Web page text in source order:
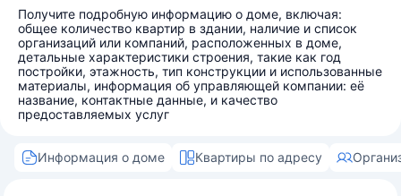
Получите подробную информацию о доме, включая:
общее количество квартир в здании, наличие и список
организаций или компаний, расположенных в доме,
детальные характеристики строения, такие как год
постройки, этажность, тип конструкции и использованные
материалы, информация об управляющей компании: её
название, контактные данные, и качество
предоставляемых услуг
Информация о доме Квартиры по адресу